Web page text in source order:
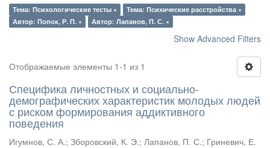
Тема: Психологические тесты ×
Тема: Психические расстройства ×
Автор: Попок, Р. П. ×
Автор: Лапанов, П. С. ×
Show Advanced Filters
Отображаемые элементы 1-1 из 1
Специфика личностных и социально-
демографических характеристик молодых людей
с риском формирования аддиктивного
поведения
Игумнов, С. А.; Зборовский, К. Э.; Лапанов, П. С.; Гриневич, Е.